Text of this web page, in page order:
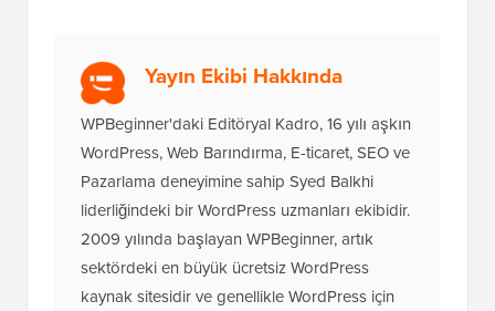
Yayın Ekibi Hakkında
WPBeginner'daki Editöryal Kadro, 16 yılı aşkın
WordPress, Web Barındırma, E-ticaret, SEO ve
Pazarlama deneyimine sahip Syed Balkhi
liderliğindeki bir WordPress uzmanları ekibidir.
2009 yılında başlayan WPBeginner, artık
sektördeki en büyük ücretsiz WordPress
kaynak sitesidir ve genellikle WordPress için